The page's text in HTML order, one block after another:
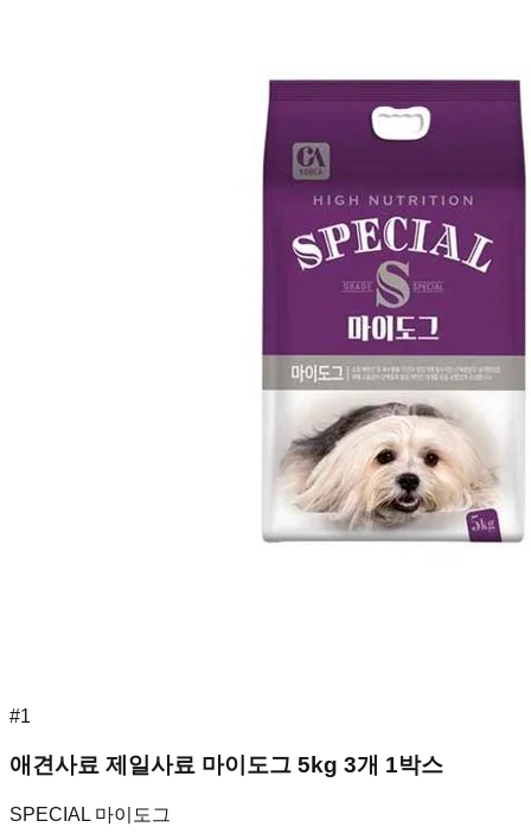
#1
애견사료 제일사료 마이도그 5kg 3개 1박스
SPECIAL 마이도그